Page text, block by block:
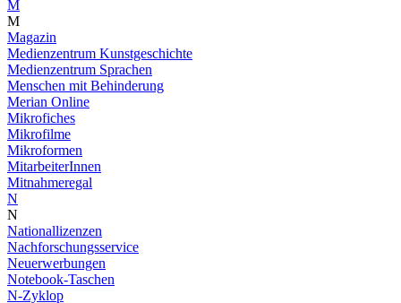
M
M
Magazin
Medienzentrum Kunstgeschichte
Medienzentrum Sprachen
Menschen mit Behinderung
Merian Online
Mikrofiches
Mikrofilme
Mikroformen
MitarbeiterInnen
Mitnahmeregal
N
N
Nationallizenzen
Nachforschungsservice
Neuerwerbungen
Notebook-Taschen
N-Zyklop